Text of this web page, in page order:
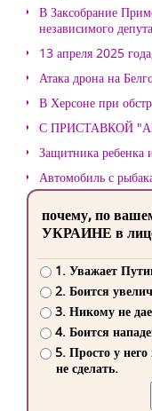
В Заксобрание
независимого
13 апреля 2025
Атака дрона на
В Херсоне при
С ПРИСТАВКОЙ
Защитника ребенка
Автомобиль с
почему, по
УКРАИНЕ в
1. Уважает
2. Боится
3. Никому не
4. Боится
5. Просто у
не сделать.